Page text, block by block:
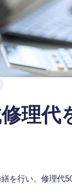
理代
を行い、修理代